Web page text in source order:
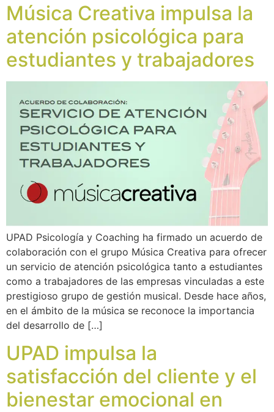
Música Creativa impulsa la
atención psicológica para
estudiantes y trabajadores
UPAD Psicología y Coaching ha firmado un acuerdo de
colaboración con el grupo Música Creativa para ofrecer
un servicio de atención psicológica tanto a estudiantes
como a trabajadores de las empresas vinculadas a este
prestigioso grupo de gestión musical. Desde hace años,
en el ámbito de la música se reconoce la importancia
del desarrollo de […]
UPAD impulsa la
satisfacción del cliente y el
bienestar emocional en